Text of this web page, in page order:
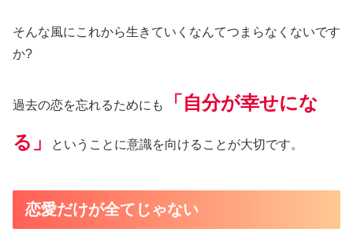
そんな風にこれから生きていくなんてつまらなくないです
か?
過去の恋を忘れるためにも
「自分が幸せにな
る」
ということに意識を向けることが大切です。
恋愛だけが全てじゃない